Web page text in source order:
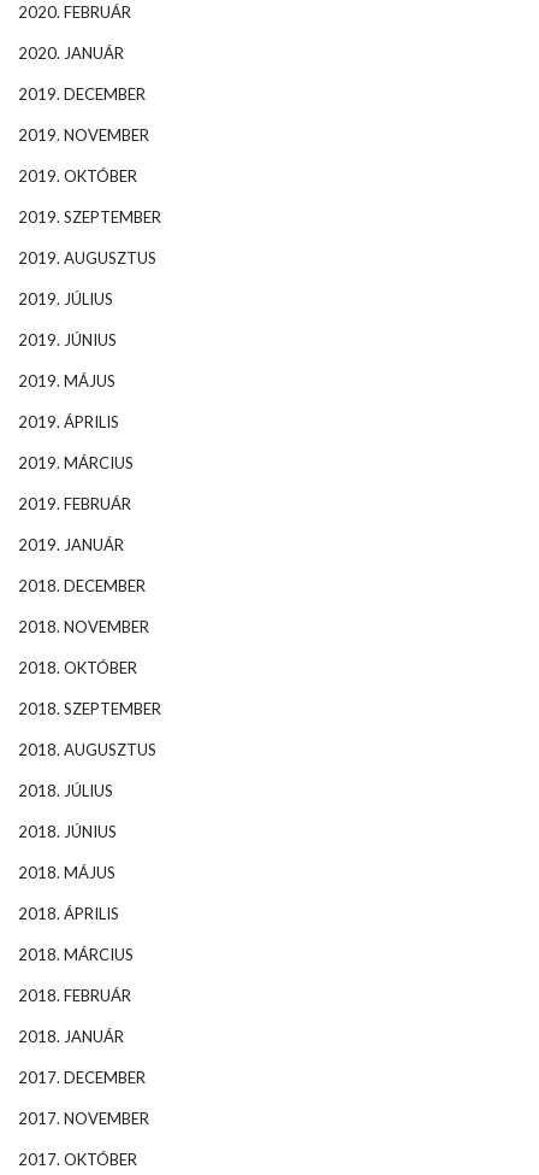
2020. FEBRUÁR
2020. JANUÁR
2019. DECEMBER
2019. NOVEMBER
2019. OKTÓBER
2019. SZEPTEMBER
2019. AUGUSZTUS
2019. JÚLIUS
2019. JÚNIUS
2019. MÁJUS
2019. ÁPRILIS
2019. MÁRCIUS
2019. FEBRUÁR
2019. JANUÁR
2018. DECEMBER
2018. NOVEMBER
2018. OKTÓBER
2018. SZEPTEMBER
2018. AUGUSZTUS
2018. JÚLIUS
2018. JÚNIUS
2018. MÁJUS
2018. ÁPRILIS
2018. MÁRCIUS
2018. FEBRUÁR
2018. JANUÁR
2017. DECEMBER
2017. NOVEMBER
2017. OKTÓBER